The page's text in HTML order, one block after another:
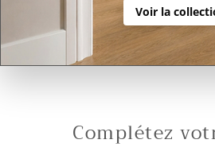
Voir la
Complétez